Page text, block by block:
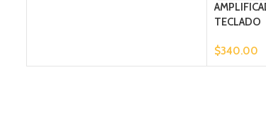
TECLADO
$340.00